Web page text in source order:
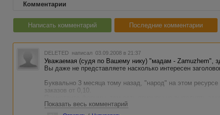
Комментарии
Написать комментарий Последние комментарии
DELETED написал 03.09.2008 в 21:37
Уважаемая (судя по Вашему нику) "мадам - Zamuzhem",
Вы даже не представляете насколько интересен
Буквально 3 месяца тому назад, "народ" на этом
заказов от 0,10.
о включении "Авторов" в
"белые списки" за работы по 0.02.
Показать весь комментарий